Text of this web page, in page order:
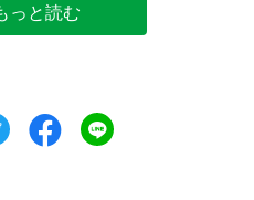
っと読む
ツイートシェア